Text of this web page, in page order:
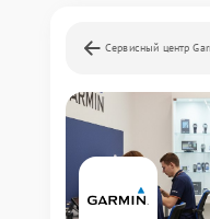
Сервисный центр